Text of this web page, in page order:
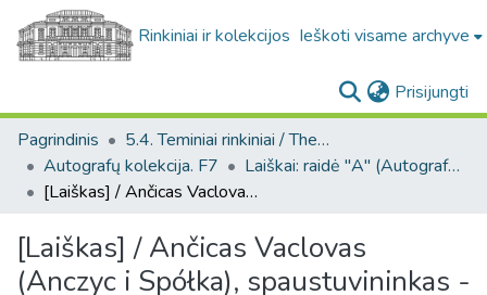
Rinkiniai ir kolekcijos Ieškoti visame archyve
Prisijungti
Pagrindinis
5.4. Teminiai rinkiniai / Thematic collections
Autografų kolekcija. F7
Laiškai: raidė "A" (Autografų kolekcija. F7)
[Laiškas] / Ančicas Vaclovas (Anczyc i Spółka), spaustuvininkas - Tadui Vrublevskiui.
[Laiškas] / Ančicas Vaclovas
(Anczyc i Spółka), spaustuvininkas -